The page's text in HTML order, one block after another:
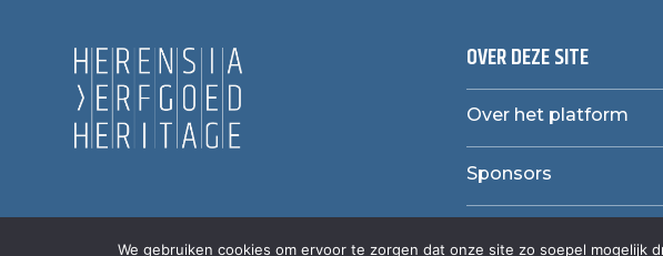
OVER DEZE SITE
Over het platform
Sponsors
We gebruiken cookies om ervoor te zorgen dat onze site zo soepel